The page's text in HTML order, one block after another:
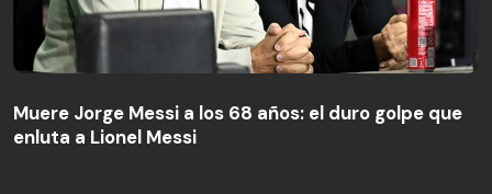
Muere Jorge Messi a los 68 años: el duro golpe que
enluta a Lionel Messi